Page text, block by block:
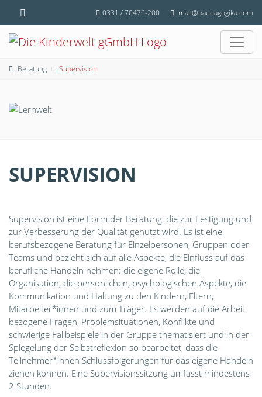
0331 / 70476-200 mail@paedagogika.com
Beratung Supervision
SUPERVISION
Supervision ist eine Form der Beratung, die zur Festigung und
zur Verbesserung der Qualität genutzt wird. Es ist eine
berufsbezogene Beratung für Einzelpersonen, Gruppen oder
Teams und bezieht sich auf alle Aspekte, die Einfluss auf das
berufliche Handeln nehmen: die eigene Rolle, die
Organisation, die persönlichen, psychologischen Aspekte, die
Kommunikation und Haltung zu den Kindern, Eltern,
Mitarbeiter*innen und zum Träger. Es werden auf die Arbeit
bezogene Fragen, Problemsituationen, Konflikte und
schwierige Fallbeispiele in der Gruppe thematisiert und in der
Spiegelung der Selbstreflexion so bearbeitet, dass die
Teilnehmer*innen Schlussfolgerungen für das eigene Handeln
ziehen können. Eine Supervisionssitzung umfasst mindestens
2 Stunden.